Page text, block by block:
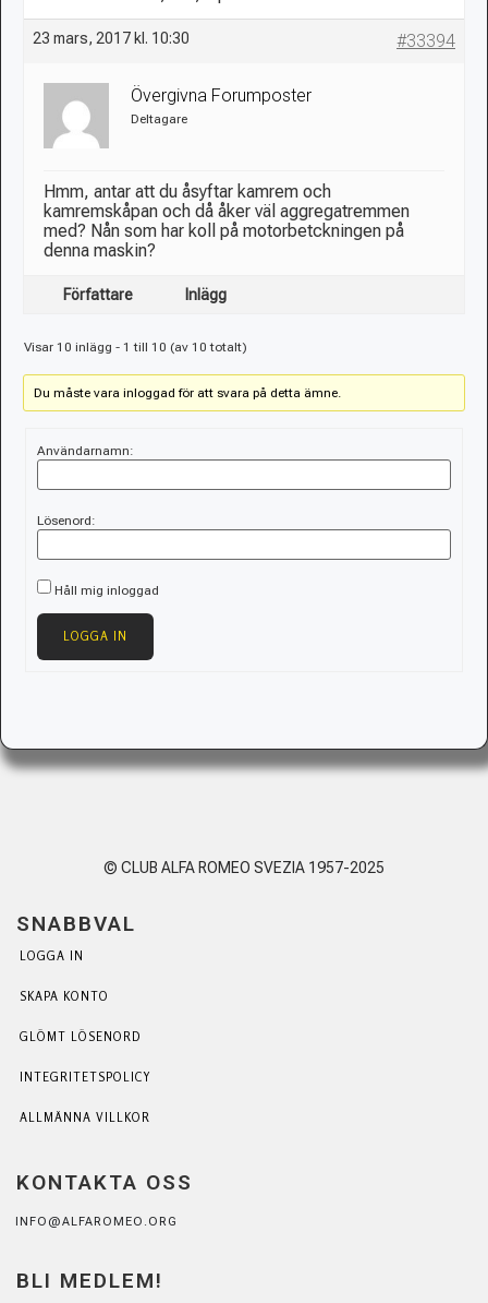
23 mars, 2017 kl. 10:30 #33394
Övergivna Forumposter
Deltagare
Hmm, antar att du åsyftar kamrem och
kamremskåpan och då åker väl aggregatremmen
med? Nån som har koll på motorbetckningen på
denna maskin?
Författare Inlägg
Visar 10 inlägg - 1 till 10 (av 10 totalt)
Du måste vara inloggad för att svara på detta ämne.
Användarnamn:
Lösenord:
Håll mig inloggad
LOGGA IN
© CLUB ALFA ROMEO SVEZIA 1957-2025
SNABBVAL
LOGGA IN
SKAPA KONTO
GLÖMT LÖSENORD
INTEGRITETSPOLICY
ALLMÄNNA VILLKOR
KONTAKTA OSS
INFO@ALFAROMEO.ORG
BLI MEDLEM!